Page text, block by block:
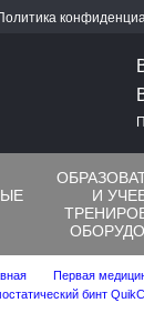
И
Первая
бинт